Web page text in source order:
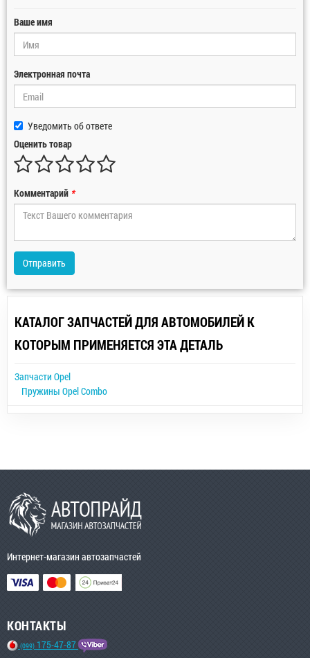
Ваше имя
Электронная почта
Уведомить об ответе
Оценить товар
Комментарий *
Отправить
КАТАЛОГ ЗАПЧАСТЕЙ ДЛЯ АВТОМОБИЛЕЙ К
КОТОРЫМ ПРИМЕНЯЕТСЯ ЭТА ДЕТАЛЬ
Запчасти Opel
Пружины Opel Combo
Интернет-магазин автозапчастей
КОНТАКТЫ
(099) 175-47-87